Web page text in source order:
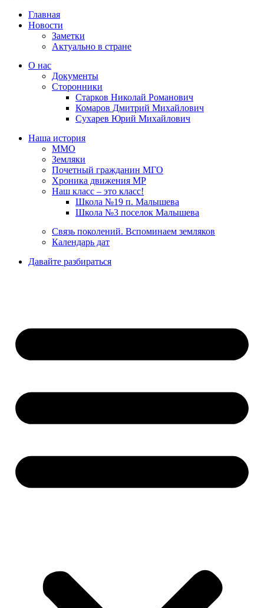
Главная
Новости
Заметки
Актуально в стране
О нас
Документы
Сторонники
Старков Николай Романович
Комаров Дмитрий Михайлович
Сухарев Юрий Михайлович
Наша история
ММО
Земляки
Почетный гражданин МГО
Хроника движения МР
Наш класс – это класс!
Школа №19 п. Малышева
Школа №3 поселок Малышева
Связь поколений. Вспоминаем земляков
Календарь дат
Давайте разбираться